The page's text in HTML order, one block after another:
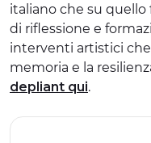
italiano che su
di riflessione e
interventi artistici
memoria e la
depliant qui.